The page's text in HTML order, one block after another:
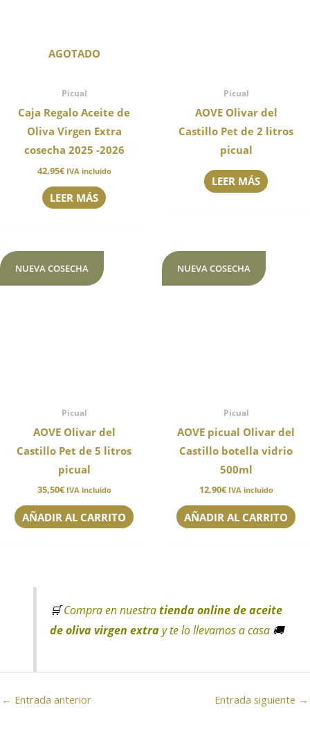
AGOTADO
Picual
Caja Regalo Aceite de
Oliva Virgen Extra
cosecha 2025 -2026
42,95€ IVA incluido
LEER MÁS
Picual
AOVE Olivar del
Castillo Pet de 2 litros
picual
LEER MÁS
NUEVA COSECHA
Picual
AOVE Olivar del
Castillo Pet de 5 litros
picual
35,50€ IVA incluido
AÑADIR AL CARRITO
NUEVA COSECHA
Picual
AOVE picual Olivar del
Castillo botella vidrio
500ml
12,90€ IVA incluido
AÑADIR AL CARRITO
🛒Compra en nuestratienda online de aceite
de oliva virgen extray te lo llevamos a casa 🚚
← Entrada anterior Entrada siguiente →